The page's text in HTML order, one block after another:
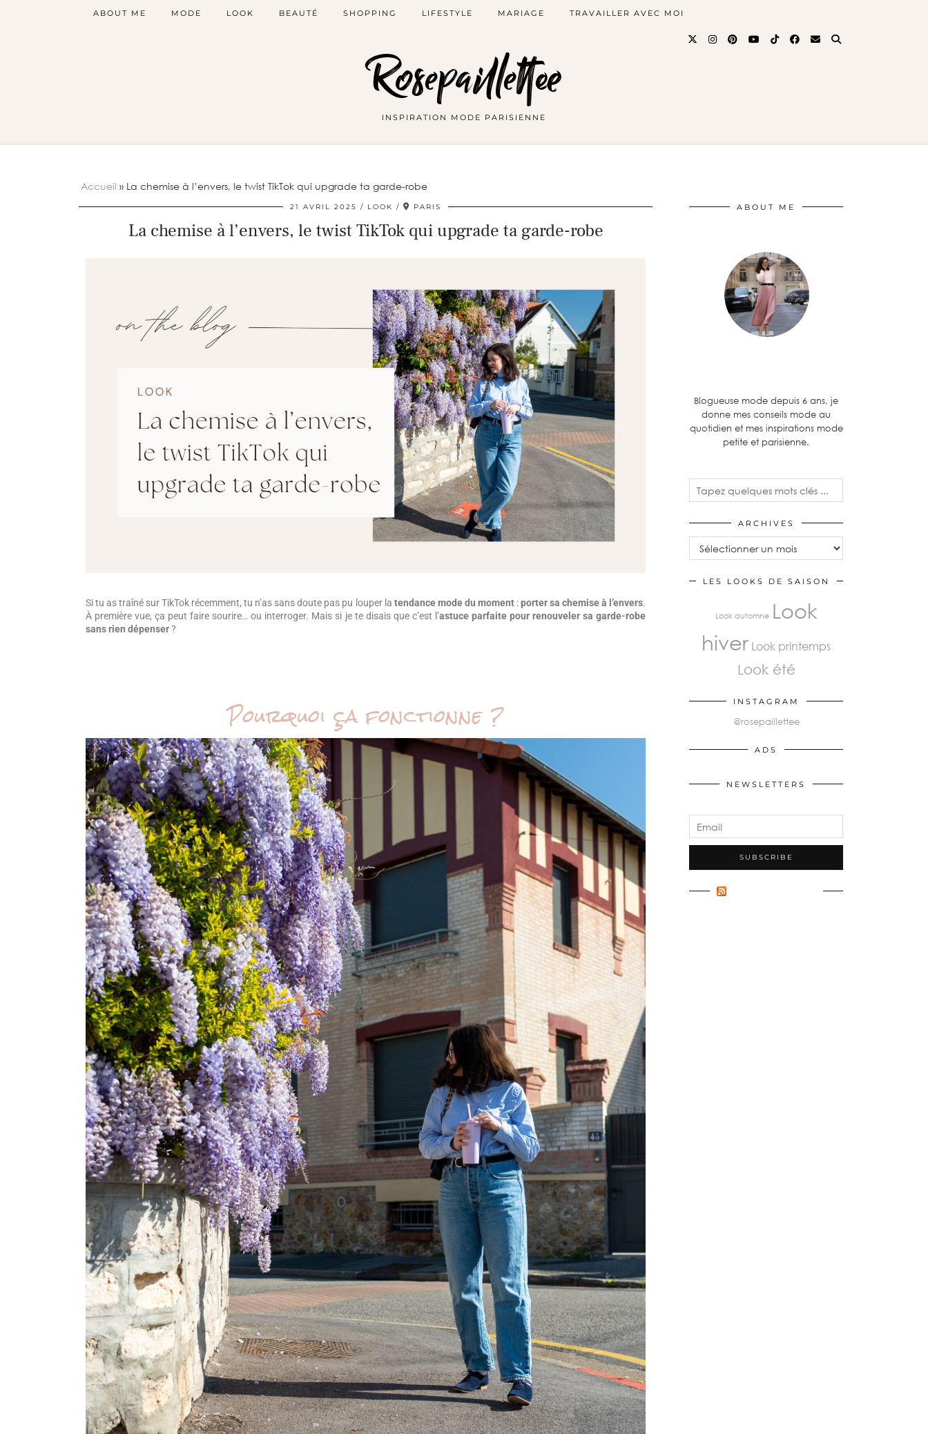
Rosepaillettee
INSPIRATION MODE PARISIENNE
ABOUT ME MODE LOOK BEAUTÉ SHOPPING LIFESTYLE MARIAGE TRAVAILLER AVEC MOI
Accueil » La chemise à l’envers, le twist TikTok qui upgrade ta garde-robe
21 AVRIL 2025 LOOK PARIS
La chemise à l’envers, le twist TikTok qui upgrade ta garde-robe
Si tu as traîné sur TikTok récemment, tu n’as sans doute pas pu louper la tendance mode du moment:porter sa chemise à l’envers.
À première vue, ça peut faire sourire… ou interroger. Mais si je te disais que c’est l’astuce parfaite pour renouveler sa garde-robe
sans rien dépenser?
Pourquoi ça fonctionne ?
ABOUT ME
Blogueuse mode depuis 6 ans, je
donne mes conseils mode au
quotidien et mes inspirations mode
petite et parisienne.
ARCHIVES
LES LOOKS DE SAISON
Look automne Look
hiver Look printemps
Look été
INSTAGRAM
@rosepaillettee
ADS
NEWSLETTERS